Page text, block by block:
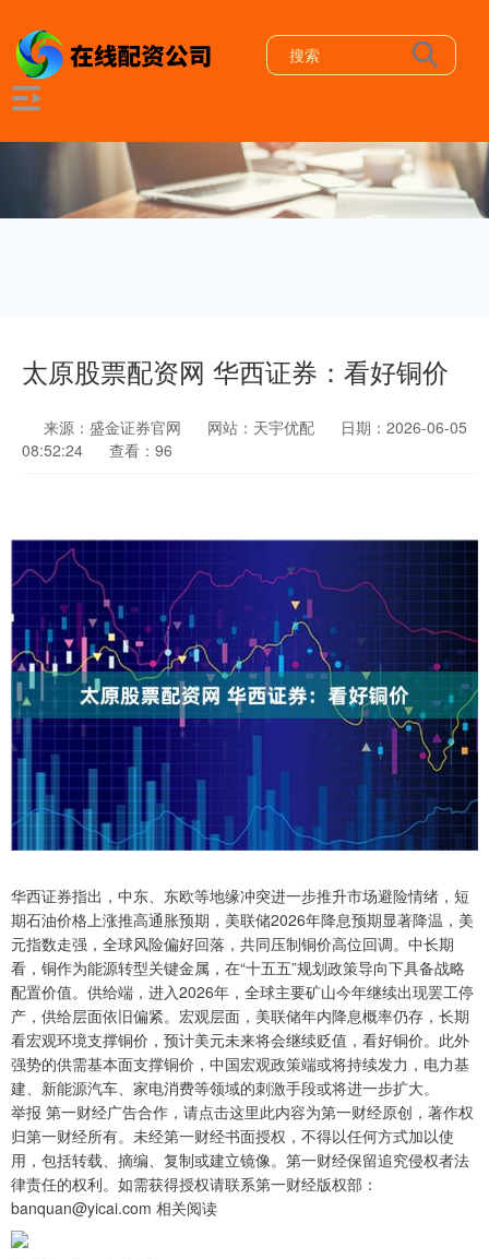
太原股票配资网 华西证券：看好铜价
来源：盛金证券官网 网站：天宇优配
日期：2026-06-05
08:52:24
查看：96
华西证券指出，中东、东欧等地缘冲突进一步推升市场避险情绪，短
期石油价格上涨推高通胀预期，美联储2026年降息预期显著降温，美
元指数走强，全球风险偏好回落，共同压制铜价高位回调。中长期
看，铜作为能源转型关键金属，在“十五五”规划政策导向下具备战略
配置价值。供给端，进入2026年，全球主要矿山今年继续出现罢工停
产，供给层面依旧偏紧。宏观层面，美联储年内降息概率仍存，长期
看宏观环境支撑铜价，预计美元未来将会继续贬值，看好铜价。此外
强势的供需基本面支撑铜价，中国宏观政策端或将持续发力，电力基
建、新能源汽车、家电消费等领域的刺激手段或将进一步扩大。
举报 第一财经广告合作，请点击这里此内容为第一财经原创，著作权
归第一财经所有。未经第一财经书面授权，不得以任何方式加以使
用，包括转载、摘编、复制或建立镜像。第一财经保留追究侵权者法
律责任的权利。如需获得授权请联系第一财经版权部：
banquan@yicai.com 相关阅读